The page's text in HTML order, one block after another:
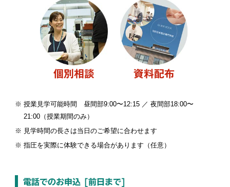
個別相談 資料配布
※ 授業見学可能時間 昼間部9:00〜12:15 ／ 夜間部18:00〜
21:00（授業期間のみ）
※ 見学時間の長さは当日のご希望に合わせます
※ 指圧を実際に体験できる場合があります（任意）
電話でのお申込 [前日まで]